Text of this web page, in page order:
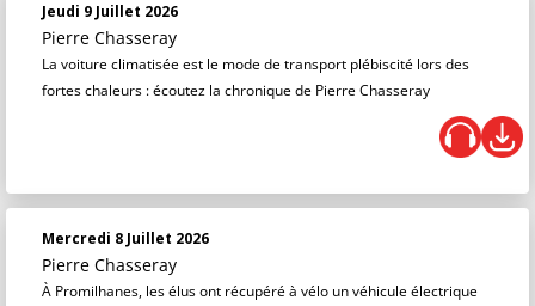
Jeudi 9 Juillet 2026
Pierre Chasseray
La voiture climatisée est le mode de transport plébiscité lors des
fortes chaleurs : écoutez la chronique de Pierre Chasseray
Mercredi 8 Juillet 2026
Pierre Chasseray
À Promilhanes, les élus ont récupéré à vélo un véhicule électrique